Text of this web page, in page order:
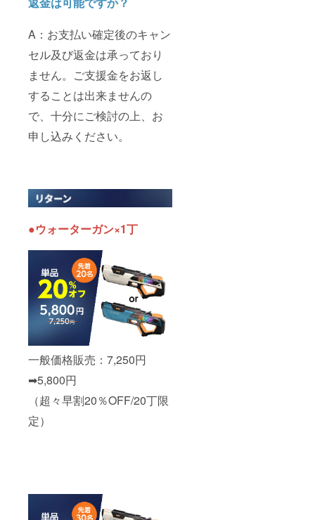
A：お支払い確定後のキャン
セル及び返金は承っており
ません。ご支援金をお返し
することは出来ませんの
で、十分にご検討の上、お
申し込みください。
●ウォーターガン×1丁
一般価格販売：7,250円
➡︎5,800円
（超々早割20％OFF/20丁限
定）